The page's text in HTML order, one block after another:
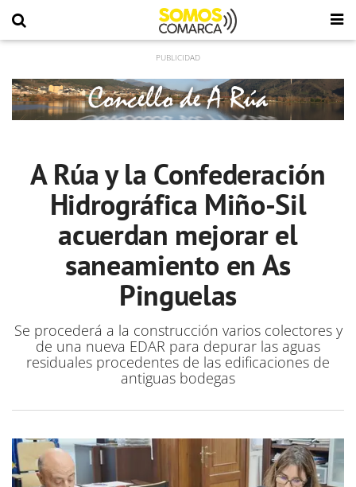
A Rúa y la Confederación
Hidrográfica Miño-Sil
acuerdan mejorar el
saneamiento en As
Pinguelas
Se procederá a la construcción varios colectores y
de una nueva EDAR para depurar las aguas
residuales procedentes de las edificaciones de
antiguas bodegas